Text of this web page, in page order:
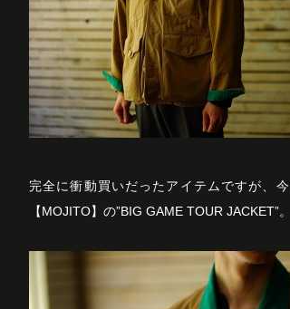
完全に衝動買いだったアイテムですが、
【MOJITO】の”BIG GAME TOUR JACKET”。